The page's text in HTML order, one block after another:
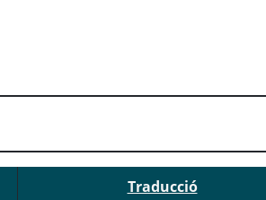
Traducció